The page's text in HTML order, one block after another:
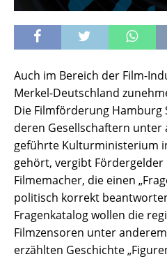
Auch im Bereich der Film-
Merkel-Deutschland
Die Filmförderung Hamburg
deren Gesellschaftern unter
geführte Kulturministerium
gehört, vergibt
Filmemacher, die einen
politisch korrekt
Fragenkatalog wollen die
Filmzensoren unter
erzählten Geschichte